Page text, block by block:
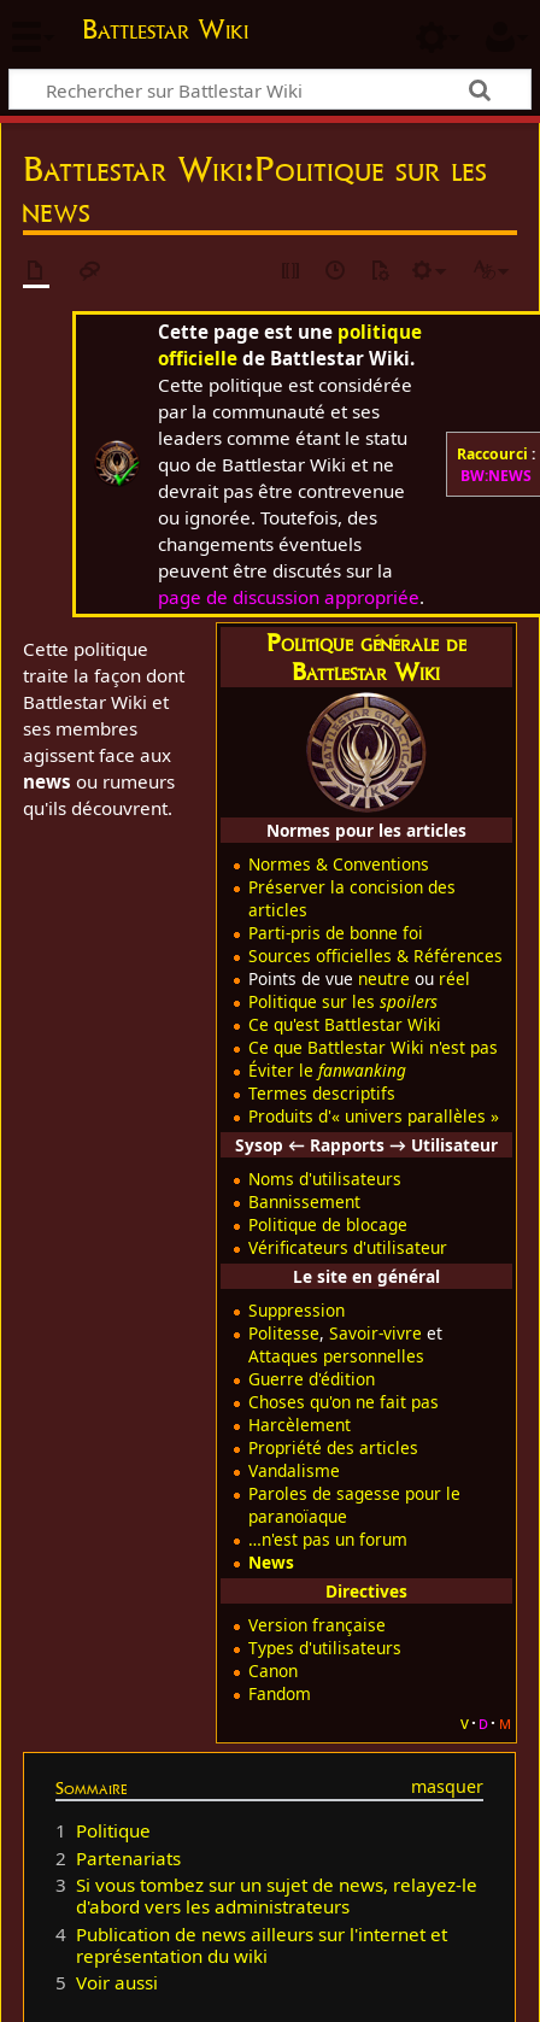
Battlestar Wiki
Battlestar Wiki:Politique sur les
news
Cette page est une politique
officiellede Battlestar Wiki.
Cette politique est considérée
par la communauté et ses
leaders comme étant le statu
quo de Battlestar Wiki et ne
devrait pas être contrevenue
ou ignorée. Toutefois, des
changements éventuels
peuvent être discutés sur la
page de discussion appropriée.
Raccourci :
BW:NEWS
Politique générale de
Battlestar Wiki
Normes pour les articles
Normes & Conventions
Préserver la concision des
articles
Parti-pris de bonne foi
Sources officielles & Références
Points de vue neutre ou réel
Politique sur les spoilers
Ce qu'est Battlestar Wiki
Ce que Battlestar Wiki n'est pas
Éviter le fanwanking
Termes descriptifs
Produits d'« univers parallèles »
Sysop ← Rapports → Utilisateur
Noms d'utilisateurs
Bannissement
Politique de blocage
Vérificateurs d'utilisateur
Le site en général
Suppression
Politesse, Savoir-vivre et
Attaques personnelles
Guerre d'édition
Choses qu'on ne fait pas
Harcèlement
Propriété des articles
Vandalisme
Paroles de sagesse pour le
paranoïaque
…n'est pas un forum
News
Directives
Version française
Types d'utilisateurs
Canon
Fandom
v d m
Cette politique
traite la façon dont
Battlestar Wiki et
ses membres
agissent face aux
news ou rumeurs
qu'ils découvrent.
Sommaire
1 Politique
2 Partenariats
3 Si vous tombez sur un sujet de news, relayez-le
d'abord vers les administrateurs
4 Publication de news ailleurs sur l'internet et
représentation du wiki
5 Voir aussi